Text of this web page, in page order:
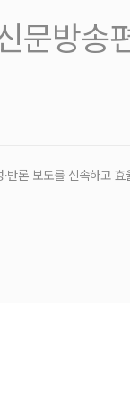
문방송
반론 보도를 신속하고